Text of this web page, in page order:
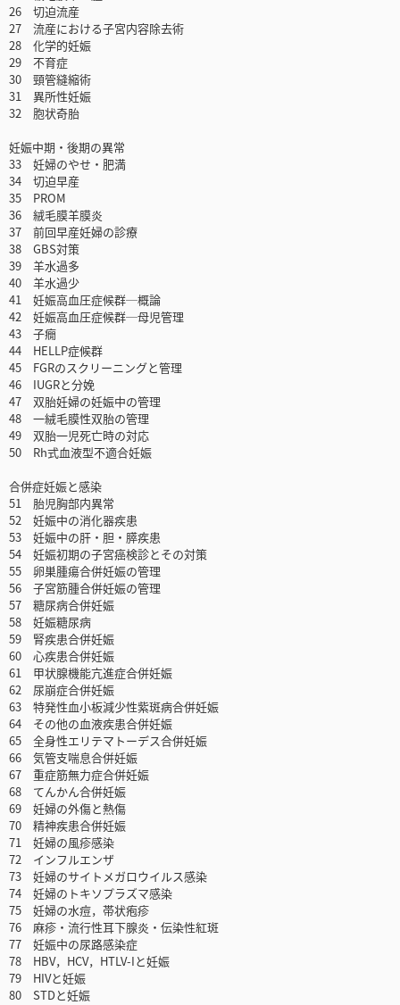
26 切迫流産
27 流産における子宮内容除去術
28 化学的妊娠
29 不育症
30 頸管縫縮術
31 異所性妊娠
32 胞状奇胎
妊娠中期・後期の異常
33 妊婦のやせ・肥満
34 切迫早産
35 PROM
36 絨毛膜羊膜炎
37 前回早産妊婦の診療
38 GBS対策
39 羊水過多
40 羊水過少
41 妊娠高血圧症候群─概論
42 妊娠高血圧症候群─母児管理
43 子癇
44 HELLP症候群
45 FGRのスクリーニングと管理
46 IUGRと分娩
47 双胎妊婦の妊娠中の管理
48 一絨毛膜性双胎の管理
49 双胎一児死亡時の対応
50 Rh式血液型不適合妊娠
合併症妊娠と感染
51 胎児胸部内異常
52 妊娠中の消化器疾患
53 妊娠中の肝・胆・膵疾患
54 妊娠初期の子宮癌検診とその対策
55 卵巣腫瘍合併妊娠の管理
56 子宮筋腫合併妊娠の管理
57 糖尿病合併妊娠
58 妊娠糖尿病
59 腎疾患合併妊娠
60 心疾患合併妊娠
61 甲状腺機能亢進症合併妊娠
62 尿崩症合併妊娠
63 特発性血小板減少性紫斑病合併妊娠
64 その他の血液疾患合併妊娠
65 全身性エリテマトーデス合併妊娠
66 気管支喘息合併妊娠
67 重症筋無力症合併妊娠
68 てんかん合併妊娠
69 妊婦の外傷と熱傷
70 精神疾患合併妊娠
71 妊婦の風疹感染
72 インフルエンザ
73 妊婦のサイトメガロウイルス感染
74 妊婦のトキソプラズマ感染
75 妊婦の水痘，帯状疱疹
76 麻疹・流行性耳下腺炎・伝染性紅斑
77 妊娠中の尿路感染症
78 HBV，HCV，HTLV-Iと妊娠
79 HIVと妊娠
80 STDと妊娠